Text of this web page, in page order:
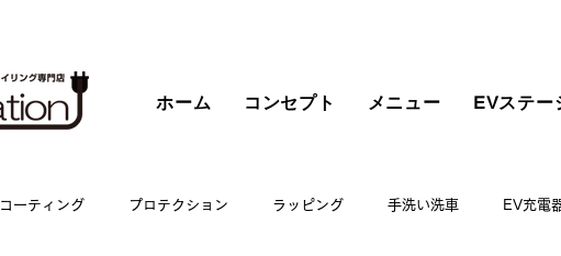
ホーム コンセプト メニュー EVステー
コーティング プロテクション ラッピング 手洗い洗車 EV充電